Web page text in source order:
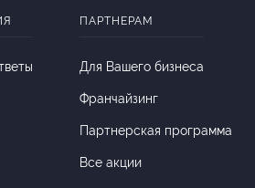
ПАРТНЕРАМ
Для Вашего бизнеса
Франчайзинг
Партнерская программа
Все акции